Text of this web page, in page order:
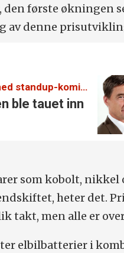
den første økningen
av denne
10-punktsjekken med standup-komiker Ørjan Burøe:
ble tauet inn
som kobolt,
heter det.
takt, men alle er
elbilbatterier i